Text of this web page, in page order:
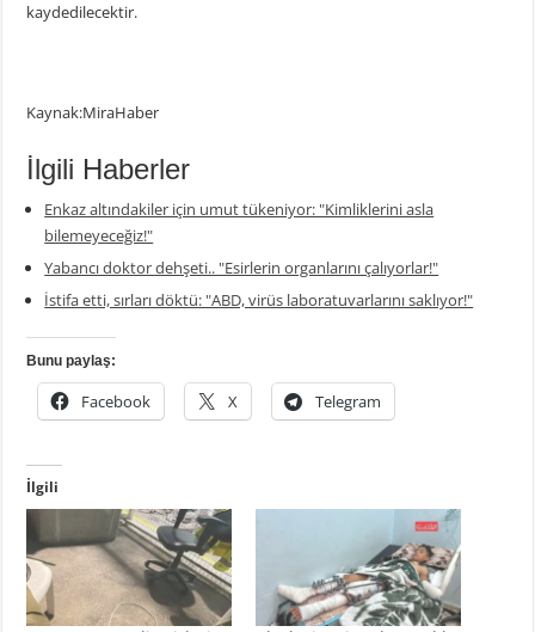
kaydedilecektir.
Kaynak:MiraHaber
İlgili Haberler
Enkaz altındakiler için umut tükeniyor: "Kimliklerini asla
bilemeyeceğiz!"
Yabancı doktor dehşeti.. "Esirlerin organlarını çalıyorlar!"
İstifa etti, sırları döktü: "ABD, virüs laboratuvarlarını saklıyor!"
Bunu paylaş:
Facebook X Telegram
İlgili